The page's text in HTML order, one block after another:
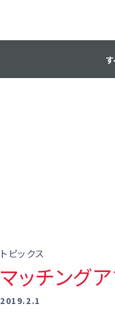
トピックス
マッチング
2019.2.1